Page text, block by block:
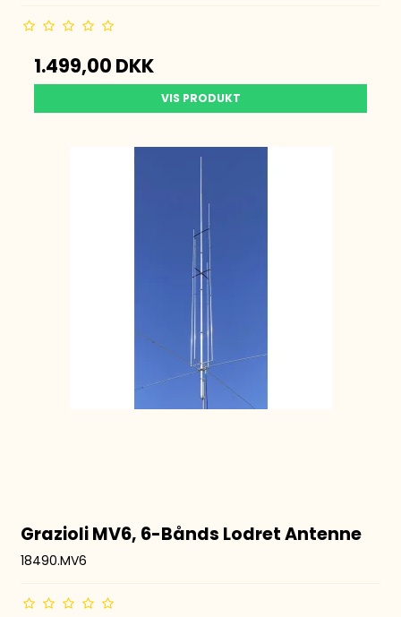
1.499,00 DKK
VIS PRODUKT
Grazioli MV6, 6-Bånds Lodret Antenne
18490.MV6